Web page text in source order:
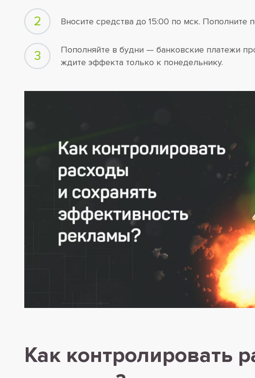
2 Вносите средства до 15:00 по мск.
3
Пополняйте в будни — банковские платежи
ждите эффекта только к понедельнику.
Как контролировать